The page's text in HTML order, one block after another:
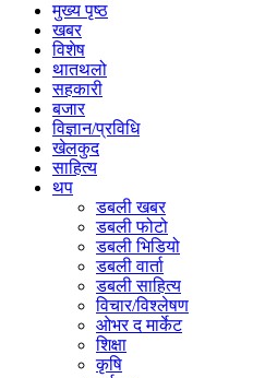
मुख्य पृष्ठ
खबर
विशेष
थातथलो
सहकारी
बजार
विज्ञान/प्रविधि
खेलकुद
साहित्य
थप
डबली खबर
डबली फोटो
डबली भिडियो
डबली वार्ता
डबली साहित्य
विचार/विश्‍लेषण
ओभर द मार्केट
शिक्षा
कृषि